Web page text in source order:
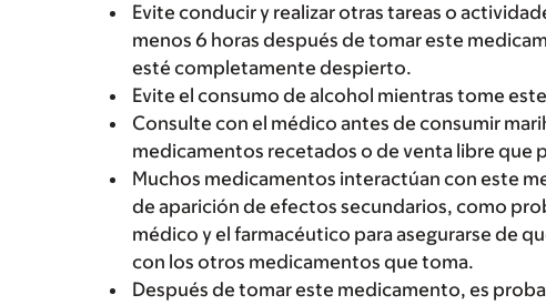
Evite conducir y realizar otras tareas o
menos 6 horas después de tomar este
esté completamente despierto.
Evite el consumo de alcohol mientras tome
Consulte con el médico antes de consumir
medicamentos recetados o de venta libre que
Muchos medicamentos interactúan con este
de aparición de efectos secundarios, como
médico y el farmacéutico para asegurarse de
con los otros medicamentos que toma.
Después de tomar este medicamento, es